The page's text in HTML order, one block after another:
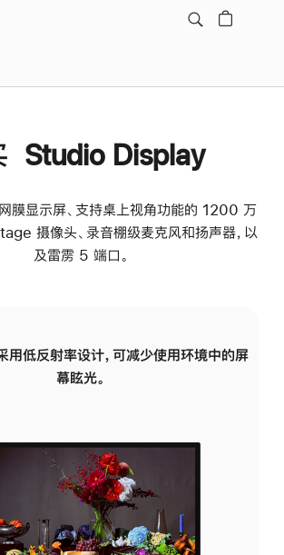
Studio Display
膜显示屏、支持桌上视角功能的 1200 万
摄像头、录音棚级麦克风和扬声器，以
及雷雳 5 端口。
用低反射率设计，可减少使用环境中的屏
幕眩光。